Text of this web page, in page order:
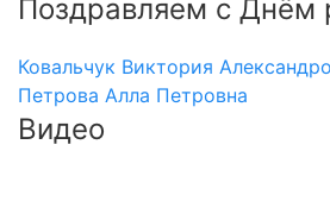
Поздравляем с Днём
Ковальчук Виктория
Петрова Алла Петровна
Видео